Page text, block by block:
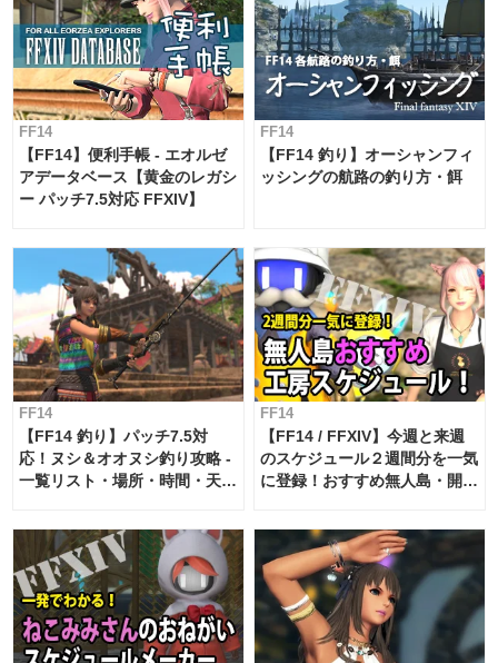
FF14
【FF14】便利手帳 - エオルゼ
アデータベース【黄金のレガシ
ー パッチ7.5対応 FFXIV】
FF14
【FF14 釣り】オーシャンフィ
ッシングの航路の釣り方・餌
FF14
【FF14 釣り】パッチ7.5対
応！ヌシ＆オオヌシ釣り攻略 -
一覧リスト・場所・時間・天
FF14
【FF14 / FFXIV】今週と来週
のスケジュール２週間分を一気
に登録！おすすめ無人島・開拓